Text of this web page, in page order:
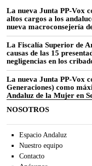
La nueva Junta PP-Vox
altos cargos a los
nueva macroconsejería
La Fiscalía Superior de
causas de las 15
negligencias en los
La nueva Junta PP-Vox
Generaciones) como
Andaluz de la Mujer en
NOSOTROS
Espacio Andaluz
Nuestro equipo
Contacto